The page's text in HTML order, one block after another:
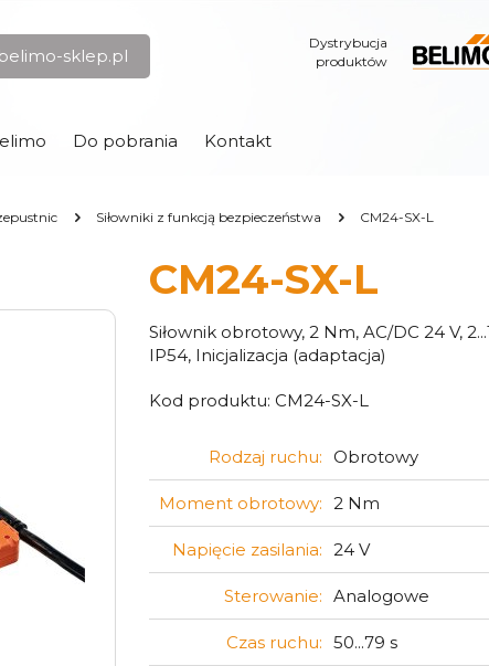
belimo-sklep.pl
Dystrybucja
produktów
Do pobrania Kontakt
Siłowniki z funkcją bezpieczeństwa CM24-SX-L
CM24-SX-L
Siłownik obrotowy, 2 Nm, AC/DC 24 V,
IP54, Inicjalizacja (adaptacja)
Kod produktu: CM24-SX-L
Rodzaj ruchu: Obrotowy
Moment obrotowy: 2 Nm
Napięcie zasilania: 24 V
Sterowanie: Analogowe
Czas ruchu: 50...79 s